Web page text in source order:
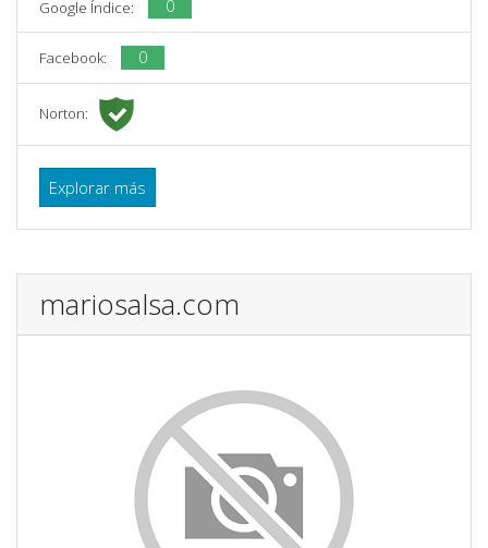
Google Índice: 0
Facebook: 0
Norton:
Explorar más
mariosalsa.com